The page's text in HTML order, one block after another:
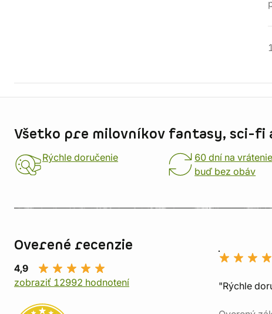
Všetko pre milovníkov fantasy, sci-fi
Rýchle doručenie
60 dní na vrátenie
buď bez obáv
Overené recenzie
4,9
zobraziť 12992 hodnotení
"Rýchle